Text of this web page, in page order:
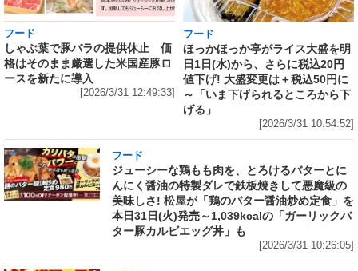
フード
しゃぶ葉で豚バラの提供休止 価
格はそのまま厳選した米国産豚ロ
ースを新たに導入
[2026/3/31 12:49:33]
フード
ほっかほっか亭がライス大盛を明
日1日(水)から、さらに税込20円
値下げ! 大盛変更は＋税込50円に
～「いま下げられるところから下
げる」
[2026/3/31 10:54:52]
フード
ジューシーな鶏もも肉を、とろけるバターとに
んにく醤油の特製ダレで鉄板焼きして悪魔級の
美味しさ! 松屋が「鶏のバター醤油炒め定食」を
本日31日(火)発売～1,039kcalの「ガーリックバ
ター豚カルビエッグ丼」も
[2026/3/31 10:26:05]